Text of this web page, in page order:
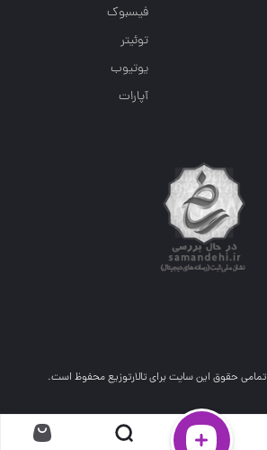
فیسبوک
توئیتر
یوتیوب
آپارات
تمامی حقوق این سایت برای تالارتوزیع محفوظ است.